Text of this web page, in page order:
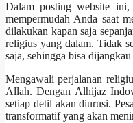
Dalam posting website ini,
mempermudah Anda saat
dilakukan kapan saja
religius yang dalam. Tidak
saja, sehingga bisa
Mengawali perjalanan
Allah. Dengan Alhijaz
setiap detil akan diurusi.
transformatif yang akan